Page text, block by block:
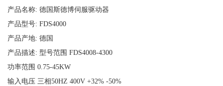
产品名称: 德国斯德博伺服驱动器
产品型号: FDS4000
产品产地: 德国
产品描述: 型号范围 FDS4008-4300
功率范围 0.75-45KW
输入电压 三相50HZ 400V +32% -50%